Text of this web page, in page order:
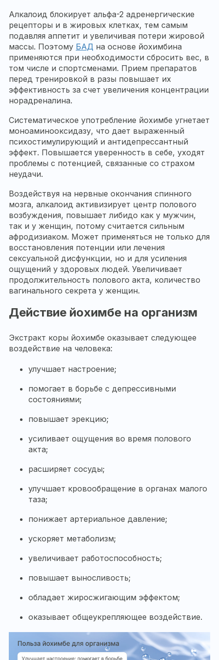
Алкалоид блокирует альфа-2 адренергические
рецепторы и в жировых клетках, тем самым
подавляя аппетит и увеличивая потери жировой
массы. Поэтому БАД на основе йохимбина
применяются при необходимости сбросить вес, в
том числе и спортсменами. Прием препаратов
перед тренировкой в разы повышает их
эффективность за счет увеличения концентрации
норадреналина.
Систематическое употребление йохимбе угнетает
моноаминооксидазу, что дает выраженный
психостимулирующий и антидепрессантный
эффект. Повышается уверенность в себе, уходят
проблемы с потенцией, связанные со страхом
неудачи.
Воздействуя на нервные окончания спинного
мозга, алкалоид активизирует центр полового
возбуждения, повышает либидо как у мужчин,
так и у женщин, потому считается сильным
афродизиаком. Может применяться не только для
восстановления потенции или лечения
сексуальной дисфункции, но и для усиления
ощущений у здоровых людей. Увеличивает
продолжительность полового акта, количество
вагинального секрета у женщин.
Действие йохимбе на организм
Экстракт коры йохимбе оказывает следующее
воздействие на человека:
улучшает настроение;
помогает в борьбе с депрессивными
состояниями;
повышает эрекцию;
усиливает ощущения во время полового
акта;
расширяет сосуды;
улучшает кровообращение в органах малого
таза;
понижает артериальное давление;
ускоряет метаболизм;
увеличивает работоспособность;
повышает выносливость;
обладает жиросжигающим эффектом;
оказывает общеукрепляющее воздействие.